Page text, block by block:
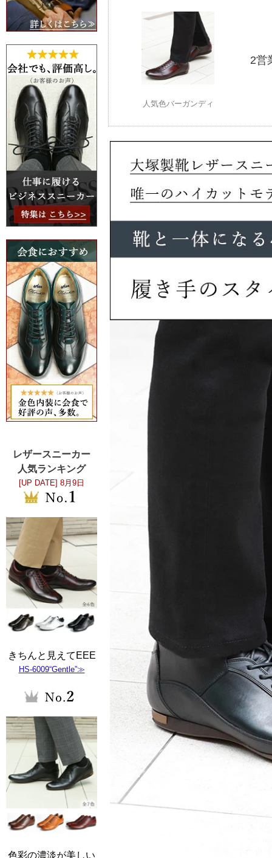
レザースニーカー
人気ランキング
[UP DATE] 8月9日
きちんと見えてEEE
HS-6009“Gentle”≫
色彩の濃淡が美しい
人気色バーガンディ
2営